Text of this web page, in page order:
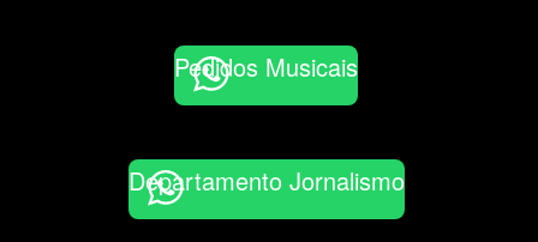
Pedidos Musicais
Departamento Jornalismo